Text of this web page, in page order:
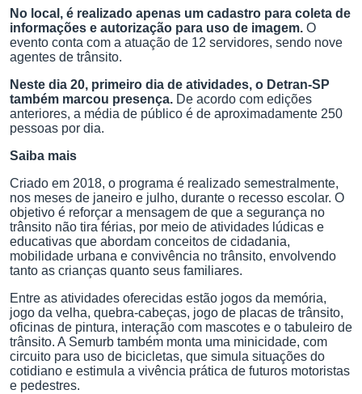
No local, é realizado apenas um cadastro para coleta de
informações e autorização para uso de imagem. O
evento conta com a atuação de 12 servidores, sendo nove
agentes de trânsito.
Neste dia 20, primeiro dia de atividades, o Detran-SP
também marcou presença. De acordo com edições
anteriores, a média de público é de aproximadamente 250
pessoas por dia.
Saiba mais
Criado em 2018, o programa é realizado semestralmente,
nos meses de janeiro e julho, durante o recesso escolar. O
objetivo é reforçar a mensagem de que a segurança no
trânsito não tira férias, por meio de atividades lúdicas e
educativas que abordam conceitos de cidadania,
mobilidade urbana e convivência no trânsito, envolvendo
tanto as crianças quanto seus familiares.
Entre as atividades oferecidas estão jogos da memória,
jogo da velha, quebra-cabeças, jogo de placas de trânsito,
oficinas de pintura, interação com mascotes e o tabuleiro de
trânsito. A Semurb também monta uma minicidade, com
circuito para uso de bicicletas, que simula situações do
cotidiano e estimula a vivência prática de futuros motoristas
e pedestres.